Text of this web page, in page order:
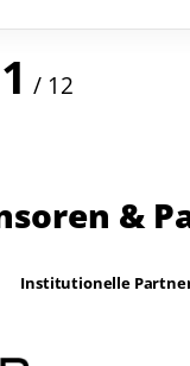
1 12
&
Institutionelle